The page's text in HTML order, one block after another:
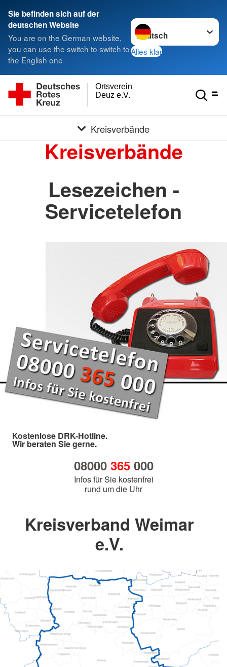
Sie befinden sich auf der
deutschen Website
You are on the German website,
you can use the switch to switch to
the English one
Sprache wechseln zu
Alles klar
Deuz e.V.
Ortsverein
Kreisverbände
Kreisverbände
Lesezeichen -
Servicetelefon
Kostenlose DRK-Hotline.
Wir beraten Sie gerne.
08000 365000
Infos für Sie kostenfrei
rund um die Uhr
Kreisverband Weimar
e.V.